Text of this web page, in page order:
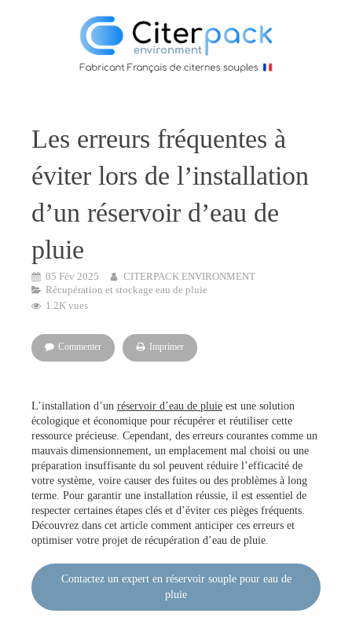
Les erreurs fréquentes à
éviter lors de l’installation
d’un réservoir d’eau de
pluie
05 Fév 2025
CITERPACK ENVIRONMENT
Récupération et stockage eau de pluie
1.2K vues
Commenter Imprimer
L’installation d’un réservoir d’eau de pluie est une solution
écologique et économique pour récupérer et réutiliser cette
ressource précieuse. Cependant, des erreurs courantes comme un
mauvais dimensionnement, un emplacement mal choisi ou une
préparation insuffisante du sol peuvent réduire l’efficacité de
votre système, voire causer des fuites ou des problèmes à long
terme. Pour garantir une installation réussie, il est essentiel de
respecter certaines étapes clés et d’éviter ces pièges fréquents.
Découvrez dans cet article comment anticiper ces erreurs et
optimiser votre projet de récupération d’eau de pluie.
Contactez un expert en réservoir souple pour eau de
pluie